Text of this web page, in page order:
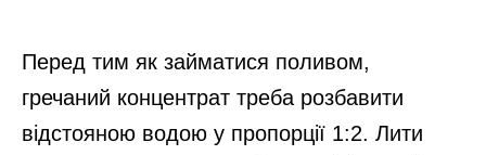
Перед тим як займатися поливом,
гречаний концентрат треба розбавити
відстояною водою у пропорції 1:2. Лити